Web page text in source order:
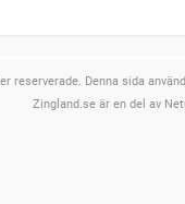
reserverade. Denna sida
Zingland.se är en del av